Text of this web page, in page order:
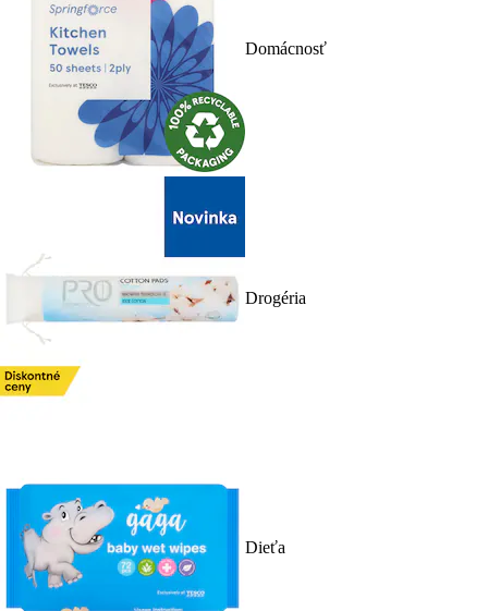
Domácnosť
Drogéria
Dieťa